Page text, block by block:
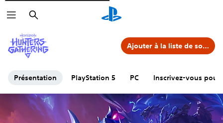
Rechercher
Présentation PlayStation 5 PC Inscrivez-vous pour
Ajouter à la liste de souhaits